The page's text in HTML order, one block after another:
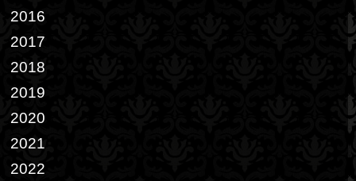
2016
2017
2018
2019
2020
2021
2022